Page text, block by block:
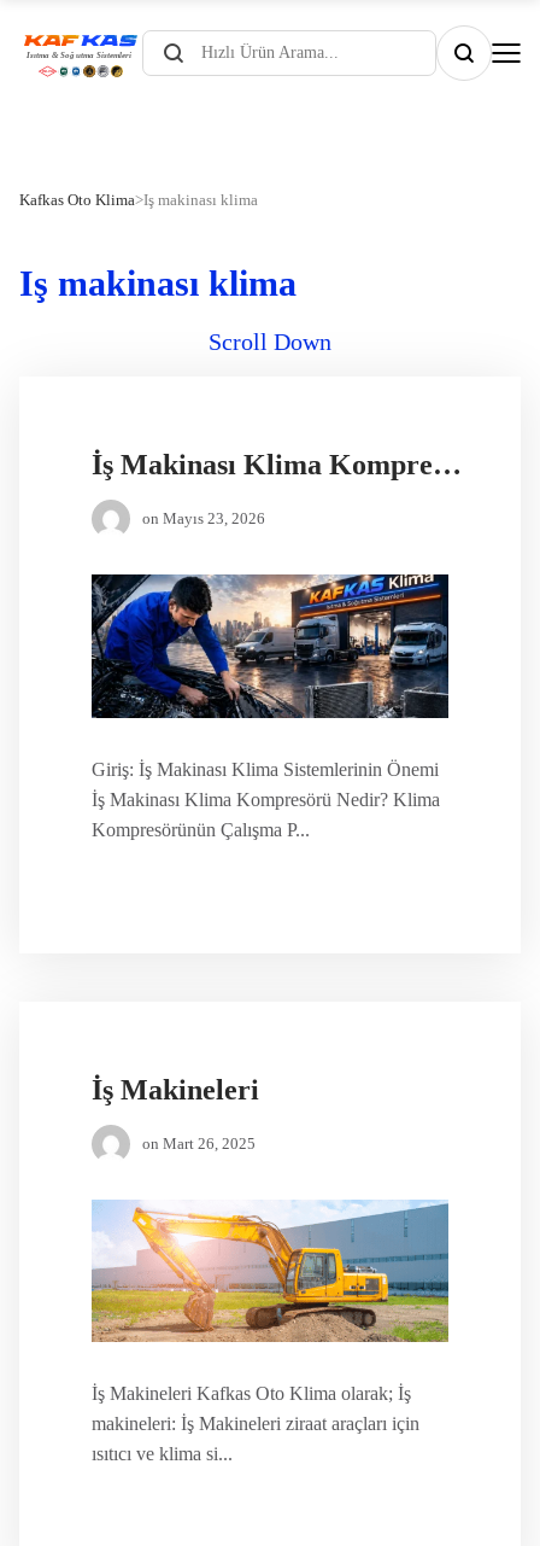
Products
search
Kafkas Oto Klima>Iş makinası klima
Iş makinası klima
Scroll Down
İş Makinası Klima Kompresörü
on Mayıs 23, 2026
Giriş: İş Makinası Klima Sistemlerinin Önemi
İş Makinası Klima Kompresörü Nedir? Klima
Kompresörünün Çalışma P...
İş Makineleri
on Mart 26, 2025
İş Makineleri Kafkas Oto Klima olarak; İş
makineleri: İş Makineleri ziraat araçları için
ısıtıcı ve klima si...